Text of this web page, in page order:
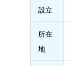
設立
所在
地